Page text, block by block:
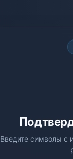
Введите символы с